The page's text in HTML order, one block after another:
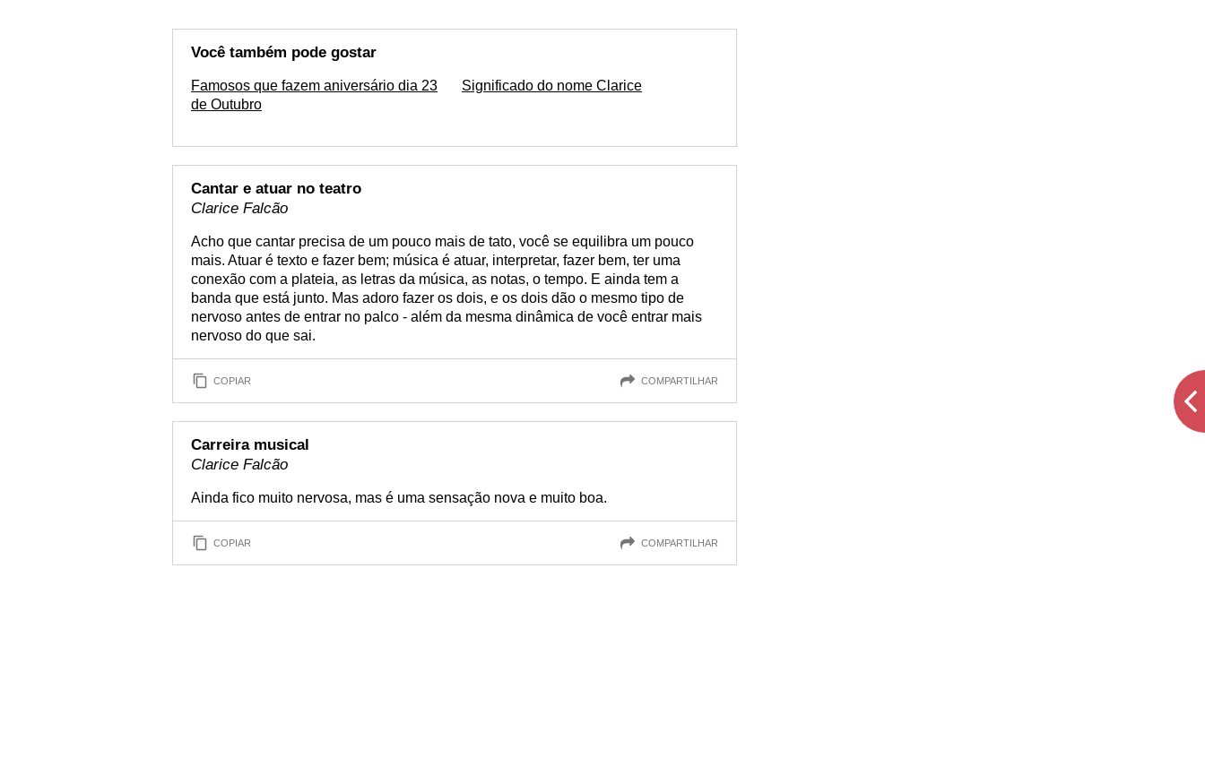
Você também pode gostar
Famosos que fazem aniversário dia 23
de Outubro
Significado do nome Clarice
Cantar e atuar no teatro
Clarice Falcão
Acho que cantar precisa de um pouco mais de tato, você se equilibra um pouco
mais. Atuar é texto e fazer bem; música é atuar, interpretar, fazer bem, ter uma
conexão com a plateia, as letras da música, as notas, o tempo. E ainda tem a
banda que está junto. Mas adoro fazer os dois, e os dois dão o mesmo tipo de
nervoso antes de entrar no palco - além da mesma dinâmica de você entrar mais
nervoso do que sai.
COPIAR COMPARTILHAR
Carreira musical
Clarice Falcão
Ainda fico muito nervosa, mas é uma sensação nova e muito boa.
COPIAR COMPARTILHAR